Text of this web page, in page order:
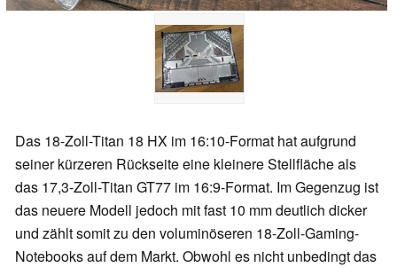
Das 18-Zoll-Titan 18 HX im 16:10-Format hat aufgrund
seiner kürzeren Rückseite eine kleinere Stellfläche als
das 17,3-Zoll-Titan GT77 im 16:9-Format. Im Gegenzug ist
das neuere Modell jedoch mit fast 10 mm deutlich dicker
und zählt somit zu den voluminöseren 18-Zoll-Gaming-
Notebooks auf dem Markt. Obwohl es nicht unbedingt das